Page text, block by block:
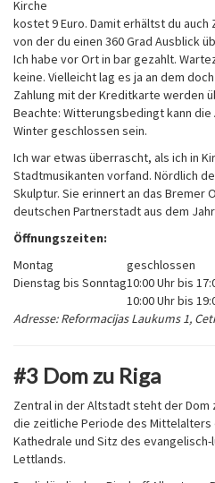
Kirche
kostet 9 Euro. Damit erhältst du
von der du einen 360 Grad Ausblick
Ich habe vor Ort in bar gezahlt.
keine. Vielleicht lag es ja an dem
Zahlung mit der Kreditkarte werden
Beachte: Witterungsbedingt kann
Winter geschlossen sein.
Ich war etwas überrascht, als ich in
Stadtmusikanten vorfand. Nördlich
Skulptur. Sie erinnert an das Bremer
deutschen Partnerstadt aus dem Jahr
Öffnungszeiten:
Montag
geschlossen
Dienstag bis Sonntag10:00 Uhr bis
10:00 Uhr bis
Adresse: Reformacijas Laukums 1,
#3 Dom zu Riga
Zentral in der Altstadt steht der Dom
die zeitliche Periode des Mittelalters
Kathedrale und Sitz des
Lettlands.